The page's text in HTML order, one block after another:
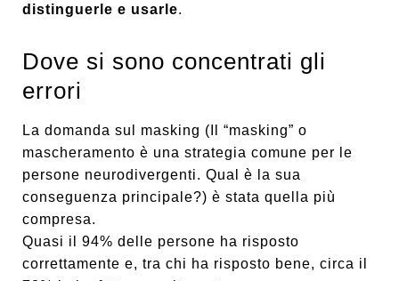
distinguerle e usarle.
Dove si sono concentrati gli
errori
La domanda sul masking (Il “masking” o
mascheramento è una strategia comune per le
persone neurodivergenti. Qual è la sua
conseguenza principale?) è stata quella più
compresa.
Quasi il 94% delle persone ha risposto
correttamente e, tra chi ha risposto bene, circa il